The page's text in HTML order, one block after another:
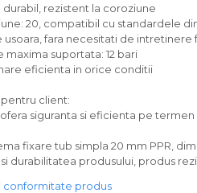
durabil, rezistent la coroziune
20, compatibil cu standardele
usoara, fara necesitati de intretinere
maxima suportata: 12 bari
eficienta in orice conditii
client:
siguranta si eficienta pe
fixare tub simpla 20 mm PPR,
durabilitatea produsului, produs
conformitate produs